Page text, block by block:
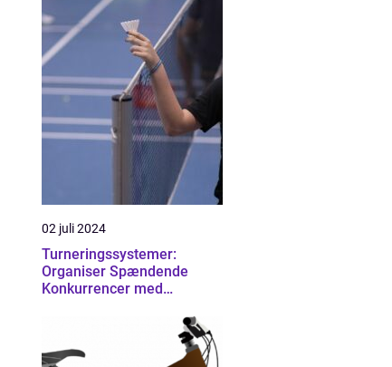
02 juli 2024
Turneringssystemer:
Organiser Spændende
Konkurrencer med